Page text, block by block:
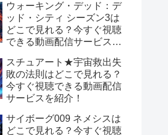
ウォーキング・デッド：デ
ッド・シティ シーズン3は
どこで見れる？今すぐ視聴
できる動画配信サービスを
スチュアート★宇宙救出失
敗の法則はどこで見れる？
今すぐ視聴できる動画配信
サービスを紹介！
サイボーグ009 ネメシスは
どこで見れる？今すぐ視聴